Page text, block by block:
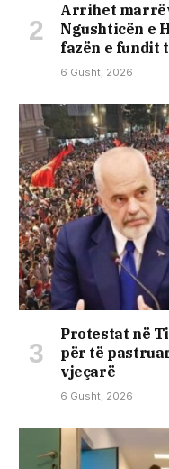
Arrihet
Ngushticën e
fazën e fundit
6 Gusht, 2026
Protestat në
për të
vjeçarë
6 Gusht, 2026